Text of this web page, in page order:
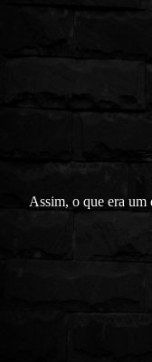
Assim, o que era um